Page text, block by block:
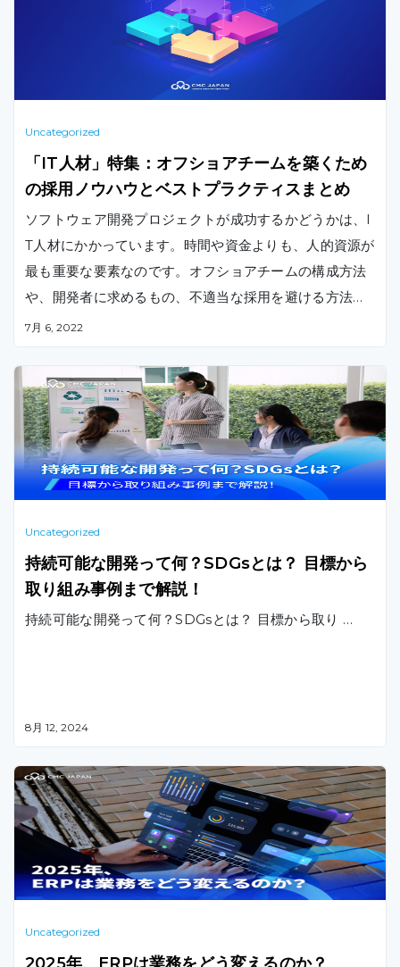
Uncategorized
「IT人材」特集：オフショアチームを築くため
の採用ノウハウとベストプラクティスまとめ
ソフトウェア開発プロジェクトが成功するかどうかは、I
T人材にかかっています。時間や資金よりも、人的資源が
最も重要な要素なのです。オフショアチームの構成方法
や、開発者に求めるもの、不適当な採用を避ける方法、
オフショアチームの組織づくりに関するベストプラクテ
7月 6, 2022
Uncategorized
持続可能な開発って何？SDGsとは？ 目標から
取り組み事例まで解説！
持続可能な開発って何？SDGsとは？ 目標から取り …
8月 12, 2024
Uncategorized